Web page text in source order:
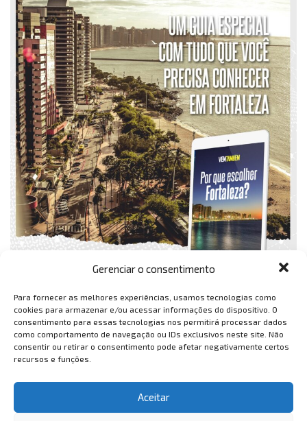
Gerenciar o consentimento
Para fornecer as melhores experiências, usamos tecnologias como
cookies para armazenar e/ou acessar informações do dispositivo. O
consentimento para essas tecnologias nos permitirá processar dados
como comportamento de navegação ou IDs exclusivos neste site. Não
consentir ou retirar o consentimento pode afetar negativamente certos
recursos e funções.
Aceitar